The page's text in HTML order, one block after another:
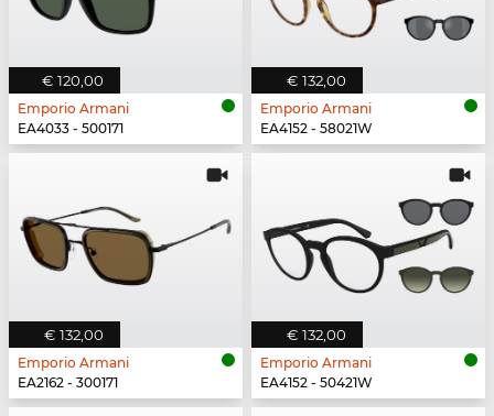
€ 120,00
Emporio Armani
EA4033 - 500171
€ 132,00
Emporio Armani
EA4152 - 58021W
€ 132,00
Emporio Armani
EA2162 - 300171
€ 132,00
Emporio Armani
EA4152 - 50421W